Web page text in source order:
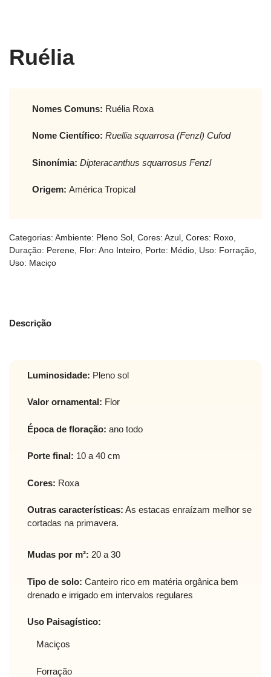
Ruélia
Nomes Comuns: Ruélia Roxa
Nome Científico: Ruellia squarrosa (Fenzl) Cufod
Sinonímia: Dipteracanthus squarrosus Fenzl
Origem: América Tropical
Categorias: Ambiente: Pleno Sol Cores: Azul Cores: Roxo
Duração: Perene Flor: Ano Inteiro Porte: Médio Uso: Forração
Uso: Maciço
Descrição
Luminosidade: Pleno sol
Valor ornamental: Flor
Época de floração: ano todo
Porte final: 10 a 40 cm
Cores: Roxa
Outras características: As estacas enraízam melhor se
cortadas na primavera.
Mudas por m²: 20 a 30
Tipo de solo: Canteiro rico em matéria orgânica bem
drenado e irrigado em intervalos regulares
Uso Paisagístico:
Maciços
Forração